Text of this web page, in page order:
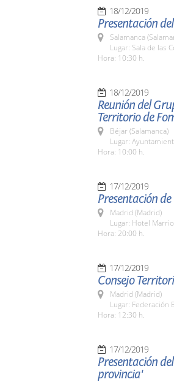
18/12/2019
Presentación
Salamanca
Lugar: Sala de las
Hora: 10:30 h.
18/12/2019
Reunión del
Territorio de
Béjar (Salamanca)
Lugar:
Hora: 10:00 h.
17/12/2019
Presentación
Madrid (Madrid)
Lugar: Hotel
Hora: 20:00 h.
17/12/2019
Consejo
Madrid (Madrid)
Lugar: Federación
Hora: 12:30 h.
17/12/2019
Presentación
provincia'